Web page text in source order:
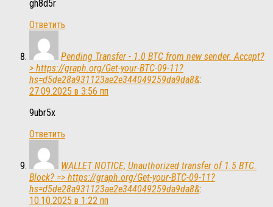
gh8d5r
Ответить
Pending Transfer - 1.0 BTC from new sender. Accept?
> https://graph.org/Get-your-BTC-09-11?
hs=d5de28a931123ae2e344049259da9da8&:
27.09.2025 в 3:56 пп
9ubr5x
Ответить
WALLET NOTICE; Unauthorized transfer of 1.5 BTC.
Block? => https://graph.org/Get-your-BTC-09-11?
hs=d5de28a931123ae2e344049259da9da8&:
10.10.2025 в 1:22 пп